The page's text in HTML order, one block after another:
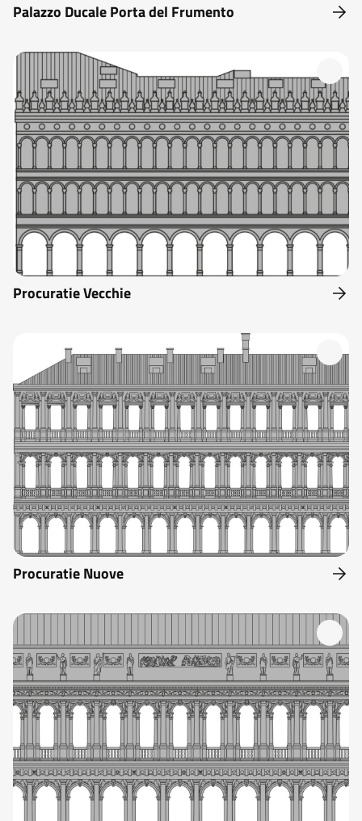
Palazzo Ducale Porta del Frumento
Procuratie Vecchie
Procuratie Nuove